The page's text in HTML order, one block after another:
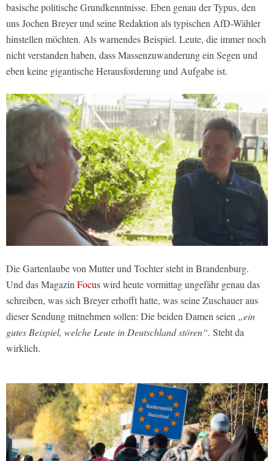
basische politische Grundkenntnisse. Eben genau der Typus, den
uns Jochen Breyer und seine Redaktion als typischen AfD-Wähler
hinstellen möchten. Als warnendes Beispiel. Leute, die immer noch
nicht verstanden haben, dass Massenzuwanderung ein Segen und
eben keine gigantische Herausforderung und Aufgabe ist.
Die Gartenlaube von Mutter und Tochter steht in Brandenburg.
Und das Magazin Focuswird heute vormittag ungefähr genau das
schreiben, was sich Breyer erhofft hatte, was seine Zuschauer aus
dieser Sendung mitnehmen sollen: Die beiden Damen seien „ein
gutes Beispiel, welche Leute in Deutschland stören“. Steht da
wirklich.